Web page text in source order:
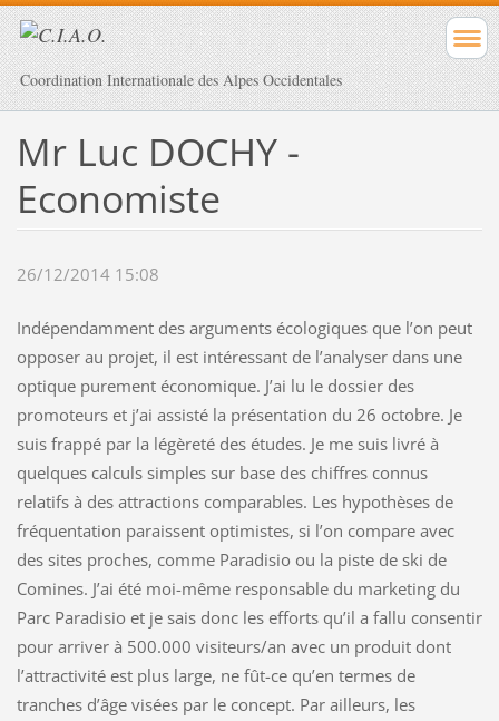
Coordination Internationale des Alpes Occidentales
Mr Luc DOCHY -
Economiste
26/12/2014 15:08
Indépendamment des arguments écologiques que l’on peut
opposer au projet, il est intéressant de l’analyser dans une
optique purement économique. J’ai lu le dossier des
promoteurs et j’ai assisté la présentation du 26 octobre. Je
suis frappé par la légèreté des études. Je me suis livré à
quelques calculs simples sur base des chiffres connus
relatifs à des attractions comparables. Les hypothèses de
fréquentation paraissent optimistes, si l’on compare avec
des sites proches, comme Paradisio ou la piste de ski de
Comines. J’ai été moi-même responsable du marketing du
Parc Paradisio et je sais donc les efforts qu’il a fallu consentir
pour arriver à 500.000 visiteurs/an avec un produit dont
l’attractivité est plus large, ne fût-ce qu’en termes de
tranches d’âge visées par le concept. Par ailleurs, les